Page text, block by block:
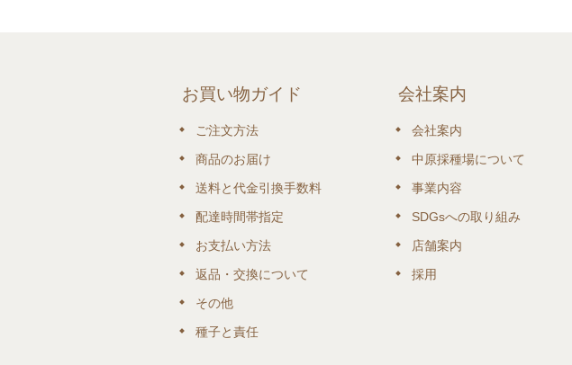
お買い物ガイド
ご注文方法
商品のお届け
送料と代金引換手数料
配達時間帯指定
お支払い方法
返品・交換について
その他
種子と責任
会社案内
会社案内
中原採種場について
事業内容
SDGsへの取り組み
店舗案内
採用